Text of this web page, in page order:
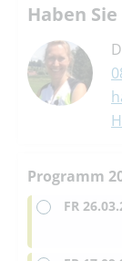
Haben
Programm
FR